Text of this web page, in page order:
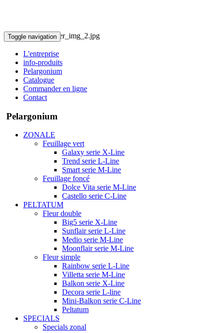
Toggle navigation
L'entreprise
info-produits
Pelargonium
Catalogue
Commander en ligne
Contact
Pelargonium
ZONALE
Feuillage vert
Galaxy serie X-Line
Trend serie L-Line
Smart serie M-Line
Feuillage foncé
Dolce Vita serie M-Line
Castello serie C-Line
PELTATUM
Fleur double
Big5 serie X-Line
Sunflair serie L-Line
Medio serie M-Line
Moonflair serie M-Line
Fleur simple
Rainbow serie L-Line
Villetta serie M-Line
Balkon serie X-Line
Decora serie L-line
Mini-Balkon serie C-Line
Peltatum
SPECIALS
Specials zonal